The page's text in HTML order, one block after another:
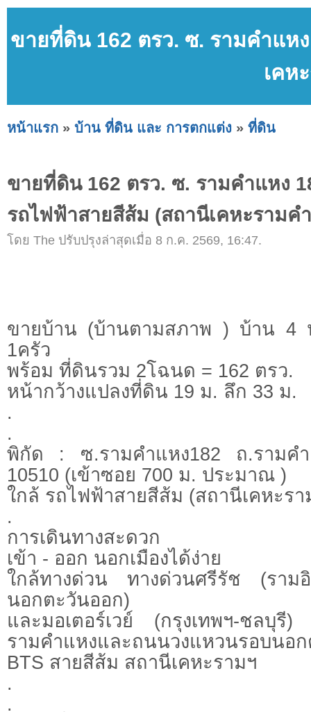
ขายที่ดิน 162 ตรว. ซ. รามคำแห
เคห
หน้าแรก » บ้าน ที่ดิน และ การตกแต่ง » ที่ดิน
ขายที่ดิน 162 ตรว. ซ. รามคำแหง
รถไฟฟ้าสายสีส้ม (สถานีเคหะรามค
โดย The ปรับปรุงล่าสุดเมื่อ 8 ก.ค. 2569, 16:47.
ขายบ้าน (บ้านตามสภาพ ) บ้าน 4
1ครัว
พร้อม ที่ดินรวม 2โฉนด = 162 ตรว.
หน้ากว้างแปลงที่ดิน 19 ม. ลึก 33 ม.
.
.
พิกัด : ซ.รามคำแหง182 ถ.ราม
10510 (เข้าซอย 700 ม. ประมาณ )
ใกล้ รถไฟฟ้าสายสีส้ม (สถานีเคหะร
.
การเดินทางสะดวก
เข้า - ออก นอกเมืองได้ง่าย
ใกล้ทางด่วน ทางด่วนศรีรัช (รามอิ
นอกตะวันออก)
และมอเตอร์เวย์ (กรุงเทพฯ-ชลบุรี
รามคำแหงและถนนวงแหวนรอบนอ
BTS สายสีส้ม สถานีเคหะรามฯ
.
.